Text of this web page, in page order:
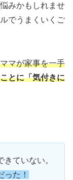
みかもしれませ
でうまくいくご
マが家事を一手
とに「気付きに
きていない。
った！